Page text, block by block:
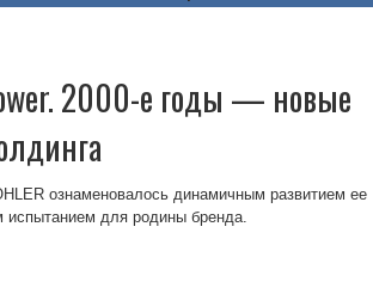
2000-е годы — новые
ознаменовалось динамичным развитием ее
испытанием для родины бренда.